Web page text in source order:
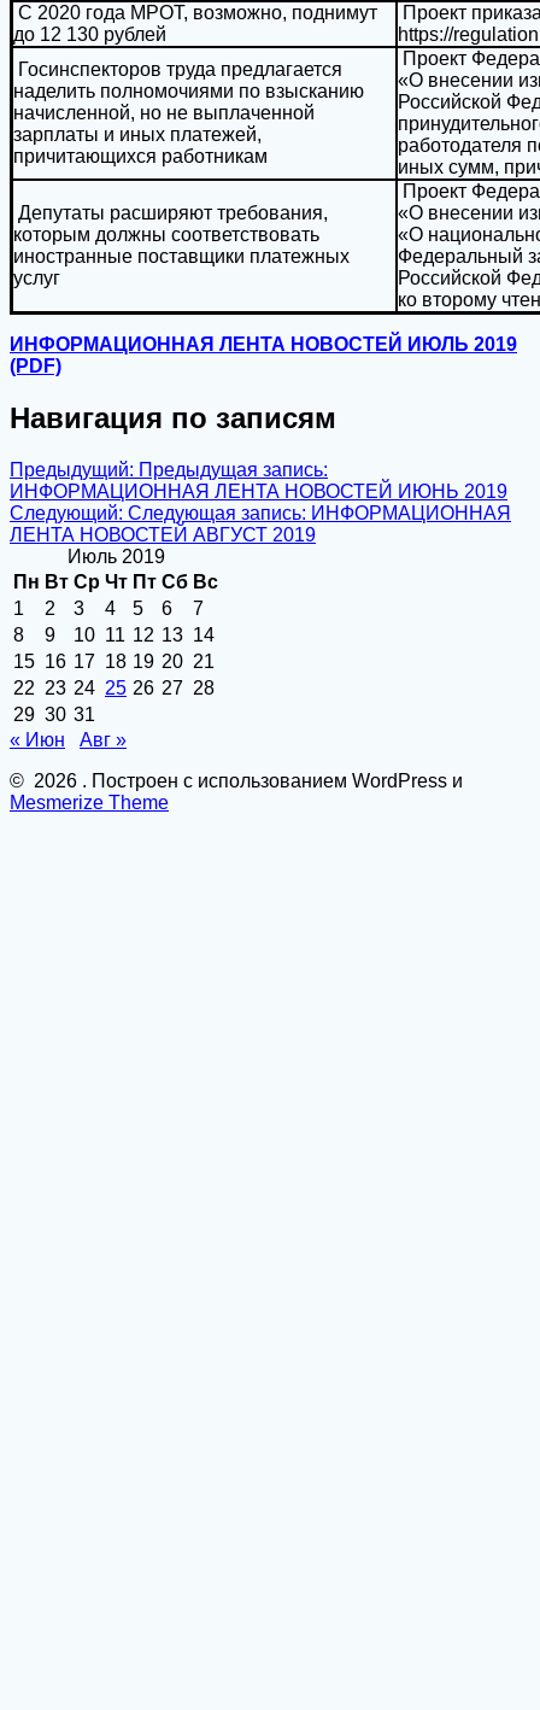
С 2020 года МРОТ, возможно, поднимут
до 12 130 рублей
Проект
https://
Госинспекторов труда предлагается
наделить полномочиями по взысканию
начисленной, но не выплаченной
зарплаты и иных платежей,
причитающихся работникам
Проект
«О внесении
Российской
работодателя
иных сумм,
Депутаты расширяют требования,
которым должны соответствовать
иностранные поставщики платежных
услуг
Проект
«О внесении
«О
Федеральный
Российской
ко второму
ИНФОРМАЦИОННАЯ ЛЕНТА НОВОСТЕЙ ИЮЛЬ 2019
(PDF)
Навигация по записям
Предыдущий: Предыдущая запись:
ИНФОРМАЦИОННАЯ ЛЕНТА НОВОСТЕЙ ИЮНЬ 2019
Следующий: Следующая запись: ИНФОРМАЦИОННАЯ
ЛЕНТА НОВОСТЕЙ АВГУСТ 2019
Июль 2019
Пн Вт Ср Чт Пт Сб Вс
1
2 3 4 5 6
7
8
9 10 11 12 13 14
15 16 17 18 19 20 21
22 23 24 25 26 27 28
29 30 31
« Июн
Авг »
© 2026 . Построен с использованием WordPress и
Mesmerize Theme